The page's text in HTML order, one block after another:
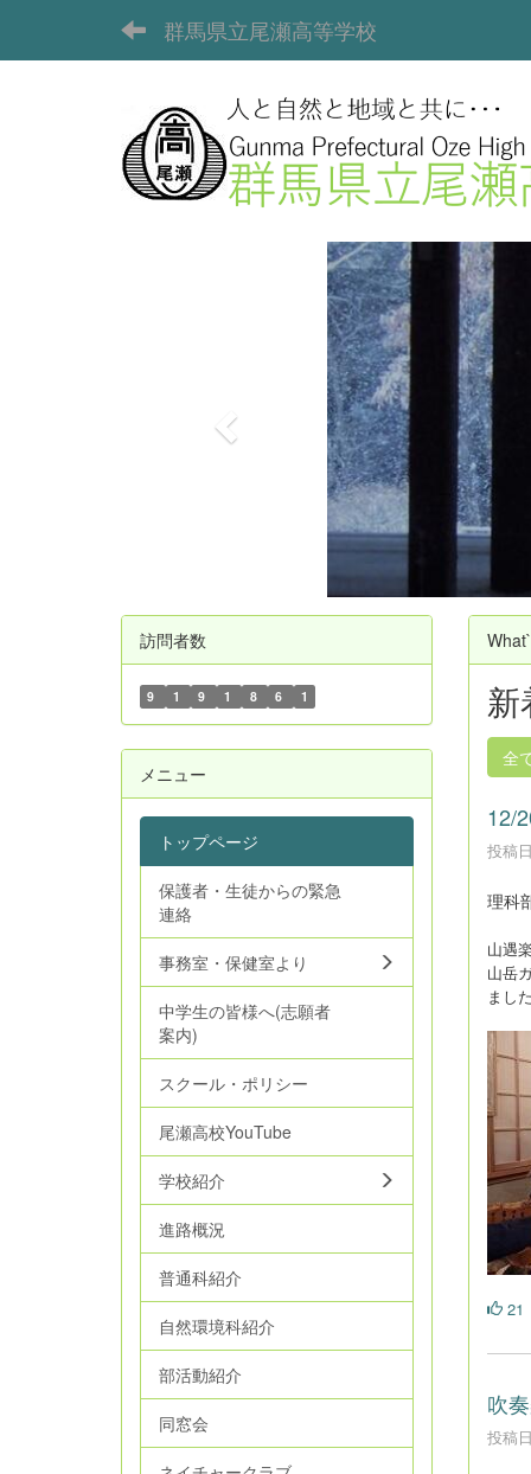
群馬県立尾瀬高等学校
o
u
新
全
12/
投稿
理科
山遇
山岳
まし
21
吹
投稿
訪問者数
9 1 9 1 8 6 1
メニュー
トップページ
保護者・生徒からの緊急
連絡
事務室・保健室より
中学生の皆様へ(志願者
案内)
スクール・ポリシー
尾瀬高校YouTube
学校紹介
進路概況
普通科紹介
自然環境科紹介
部活動紹介
同窓会